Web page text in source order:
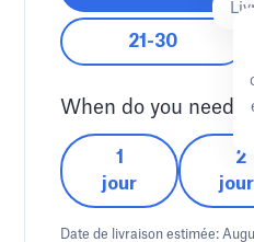
21-30
When do you need
1
jour
2
Date de livraison estimée: